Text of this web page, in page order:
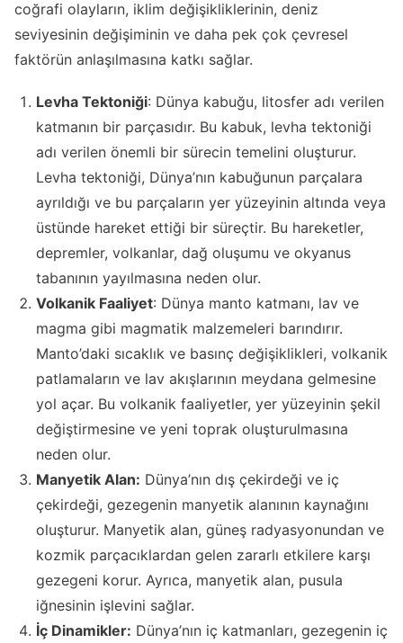
coğrafi olayların, iklim değişikliklerinin, deniz
seviyesinin değişiminin ve daha pek çok çevresel
faktörün anlaşılmasına katkı sağlar.
Levha Tektoniği: Dünya kabuğu, litosfer adı verilen
katmanın bir parçasıdır. Bu kabuk, levha tektoniği
adı verilen önemli bir sürecin temelini oluşturur.
Levha tektoniği, Dünya’nın kabuğunun parçalara
ayrıldığı ve bu parçaların yer yüzeyinin altında veya
üstünde hareket ettiği bir süreçtir. Bu hareketler,
depremler, volkanlar, dağ oluşumu ve okyanus
tabanının yayılmasına neden olur.
Volkanik Faaliyet: Dünya manto katmanı, lav ve
magma gibi magmatik malzemeleri barındırır.
Manto’daki sıcaklık ve basınç değişiklikleri, volkanik
patlamaların ve lav akışlarının meydana gelmesine
yol açar. Bu volkanik faaliyetler, yer yüzeyinin şekil
değiştirmesine ve yeni toprak oluşturulmasına
neden olur.
Manyetik Alan: Dünya’nın dış çekirdeği ve iç
çekirdeği, gezegenin manyetik alanının kaynağını
oluşturur. Manyetik alan, güneş radyasyonundan ve
kozmik parçacıklardan gelen zararlı etkilere karşı
gezegeni korur. Ayrıca, manyetik alan, pusula
iğnesinin işlevini sağlar.
İç Dinamikler: Dünya’nın iç katmanları, gezegenin iç